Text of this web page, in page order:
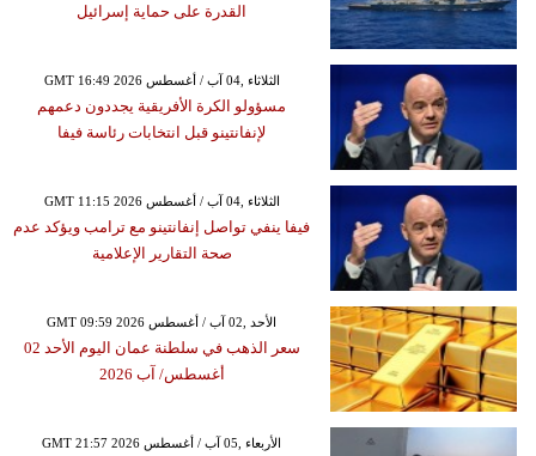
القدرة على حماية إسرائيل
GMT 16:49 2026 الثلاثاء ,04 آب / أغسطس
مسؤولو الكرة الأفريقية يجددون دعمهم
لإنفانتينو قبل انتخابات رئاسة فيفا
GMT 11:15 2026 الثلاثاء ,04 آب / أغسطس
فيفا ينفي تواصل إنفانتينو مع ترامب ويؤكد عدم
صحة التقارير الإعلامية
GMT 09:59 2026 الأحد ,02 آب / أغسطس
سعر الذهب في سلطنة عمان اليوم الأحد 02
أغسطس/ آب 2026
GMT 21:57 2026 الأربعاء ,05 آب / أغسطس